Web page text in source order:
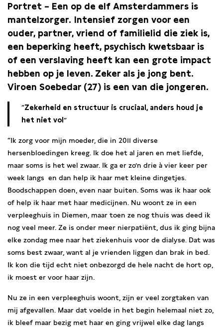
Portret – Een op de elf Amsterdammers is
mantelzorger. Intensief zorgen voor een
ouder, partner, vriend of familielid die ziek is,
een beperking heeft, psychisch kwetsbaar is
of een verslaving heeft kan een grote impact
hebben op je leven. Zeker als je jong bent.
Viroen Soebedar (27) is een van die jongeren.
Zekerheid en structuur is cruciaal, anders houd je
het niet vol
“Ik zorg voor mijn moeder, die in 2011 diverse
hersenbloedingen kreeg. Ik doe het al jaren en met liefde,
maar soms is het wel zwaar. Ik ga er zo’n drie à vier keer per
week langs en dan help ik haar met kleine dingetjes.
Boodschappen doen, even naar buiten. Soms was ik haar ook
of help ik haar met haar medicijnen. Nu woont ze in een
verpleeghuis in Diemen, maar toen ze nog thuis was deed ik
nog veel meer. Ze is onder meer nierpatiënt, dus ik ging bijna
elke zondag mee naar het ziekenhuis voor de dialyse. Dat was
soms best zwaar, want al je vrienden liggen dan brak in bed.
Ik kon die tijd echt niet onbezorgd de hele nacht de hort op,
ik moest er voor haar zijn.
Nu ze in een verpleeghuis woont, zijn er veel zorgtaken van
mij afgevallen. Maar dat voelde in het begin helemaal niet zo,
ik bleef maar bezig met haar en ging vrijwel elke dag langs